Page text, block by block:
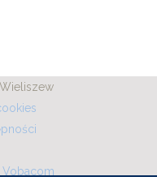
Will
Vobacom